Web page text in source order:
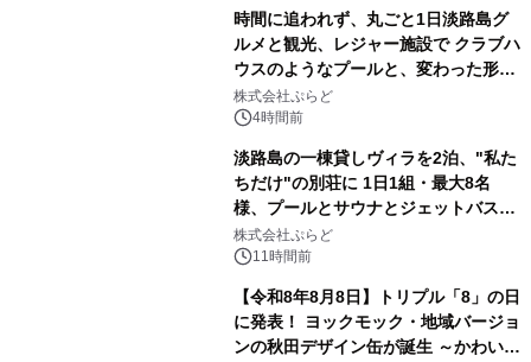
時間に追われず、丸ごと1日淡路島グ
ルメと観光、レジャー施設で クラブハ
ウスのようなプールと、変わった形の
サウナも 「THE BOXY AWAJI」のお
得な素泊まり連泊プランで
株式会社ぷらど
4時間前
淡路島の一棟貸しヴィラを2泊、"私た
ちだけ"の別荘に 1日1組・最大8名
様、プールとサウナとジェットバス付
きで Villa Mon Temps AWAJIの連泊
素泊りプラン
株式会社ぷらど
11時間前
【令和8年8月8日】トリプル「8」の日
に発表！ ヨックモック・地域バージョ
ンの秋田デザイン缶が誕生 ～かわいい